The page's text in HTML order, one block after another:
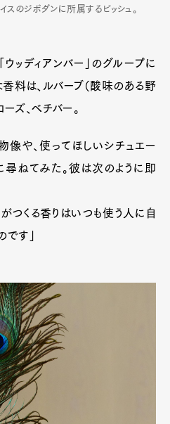
のジボダンに所属するビッシュ。
ウッディアンバー」のグループに
料は、ルバーブ（酸味のある野
ーズ、ベチバー。
像や、使ってほしいシチュエー
尋ねてみた。彼は次のように即
がつくる香りはいつも使う人に自
す」